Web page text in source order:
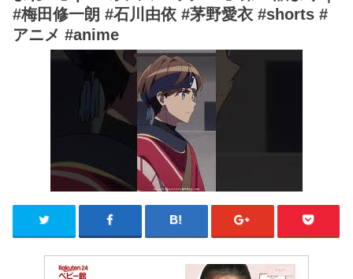
#梅田修一朗 #石川由依 #茅野愛衣 #shorts #
アニメ #anime